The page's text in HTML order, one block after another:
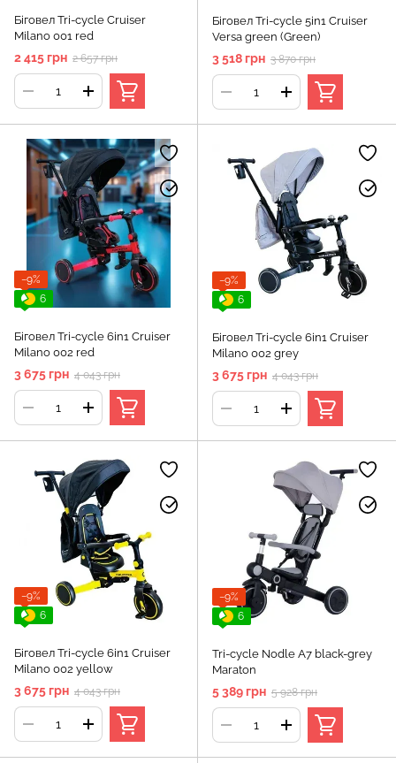
Біговел Tri-cycle Cruiser
Milano 001 red
2 415 грн 2 657 грн
Біговел Tri-cycle 5in1 Cruiser
Versa green (Green)
3 518 грн 3 870 грн
−9%
6
Біговел Tri-cycle 6in1 Cruiser
Milano 002 red
3 675 грн 4 043 грн
−9%
6
Біговел Tri-cycle 6in1 Cruiser
Milano 002 grey
3 675 грн 4 043 грн
−9%
6
Біговел Tri-cycle 6in1 Cruiser
Milano 002 yellow
3 675 грн 4 043 грн
−9%
6
Tri-cycle Nodle A7 black-grey
Maraton
5 389 грн 5 928 грн